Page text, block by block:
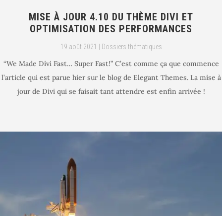
MISE À JOUR 4.10 DU THÈME DIVI ET
OPTIMISATION DES PERFORMANCES
19 août 2021 Dossiers thématiques
“We Made Divi Fast… Super Fast!” C’est comme ça que commence
l’article qui est parue hier sur le blog de Elegant Themes. La mise à
jour de Divi qui se faisait tant attendre est enfin arrivée !